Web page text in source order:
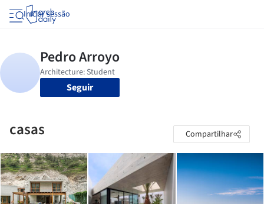
Iniciar sessão
Seguir
casas Compartilhar